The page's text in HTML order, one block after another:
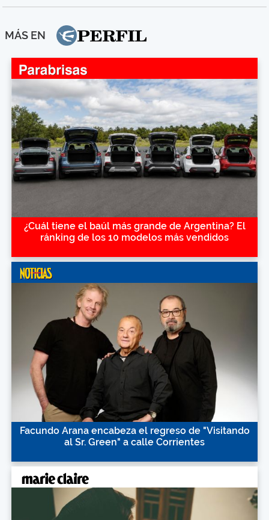
MÁS EN
¿Cuál tiene el baúl más grande de Argentina? El
ránking de los 10 modelos más vendidos
Facundo Arana encabeza el regreso de "Visitando
al Sr. Green" a calle Corrientes